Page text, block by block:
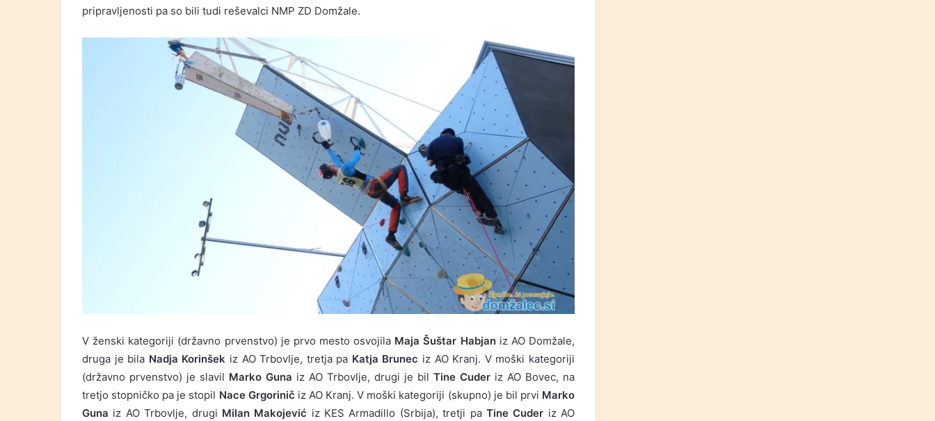
pripravljenosti pa so bili tudi reševalci NMP ZD Domžale.
V ženski kategoriji (državno prvenstvo) je prvo mesto osvojila Maja Šuštar Habjaniz AO Domžale,
druga je bila Nadja Korinšek iz AO Trbovlje, tretja pa Katja Brunec iz AO Kranj. V moški kategoriji
(državno prvenstvo) je slavil Marko Guna iz AO Trbovlje, drugi je bil Tine Cuder iz AO Bovec, na
tretjo stopničko pa je stopil Nace Grgorinič iz AO Kranj. V moški kategoriji (skupno) je bil prvi Marko
Guna iz AO Trbovlje, drugi Milan Makojević iz KES Armadillo (Srbija), tretji pa Tine Cuder iz AO